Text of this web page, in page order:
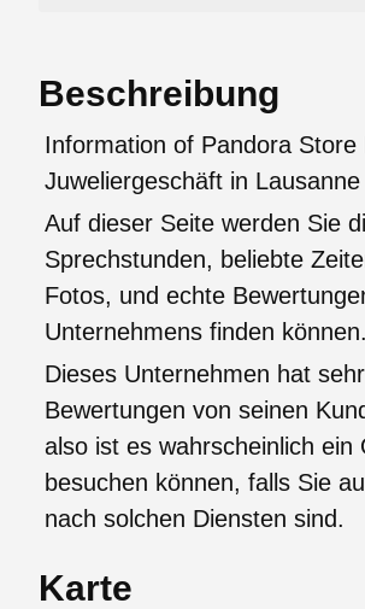
Beschreibung
Information of Pandora Store
Juweliergeschäft in
Auf dieser Seite werden Sie
Sprechstunden, beliebte
Fotos, und echte
Unternehmens finden können.
Dieses Unternehmen hat
Bewertungen von seinen
also ist es wahrscheinlich ein
besuchen können, falls Sie
nach solchen Diensten sind.
Karte